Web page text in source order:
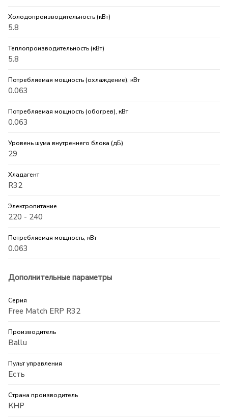
Холодопроизводительность (кВт)
5.8
Теплопроизводительность (кВт)
5.8
Потребляемая мощность (охлаждение), кВт
0.063
Потребляемая мощность (обогрев), кВт
0.063
Уровень шума внутреннего блока (дБ)
29
Хладагент
R32
Электропитание
220 - 240
Потребляемая мощность, кВт
0.063
Дополнительные параметры
Серия
Free Match ERP R32
Производитель
Ballu
Пульт управления
Есть
Страна производитель
КНР